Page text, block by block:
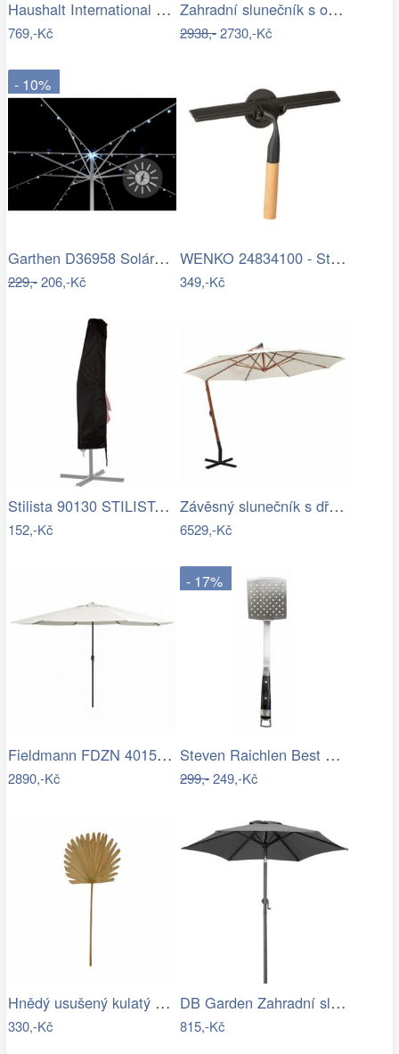
Haushalt International Stínící…
769,-Kč
Zahradní slunečník s osvětlením PL-882,…
2938,-2730,-Kč
- 10%
Garthen D36958 Solární blikající řetěz…
229,-206,-Kč
WENKO 24834100 - Stěrka BAMBUSa 24,5x17…
349,-Kč
Stilista 90130 STILISTA Obal na 350 cm…
152,-Kč
Závěsný slunečník s dřevěnou tyčí Ø 350…
6529,-Kč
Fieldmann FDZN 4015 krémová
2890,-Kč
- 17%
Steven Raichlen Best of Barbecue…
299,-249,-Kč
Hnědý usušený kulatý dekorativní list…
330,-Kč
DB Garden Zahradní slunečník Diane…
815,-Kč